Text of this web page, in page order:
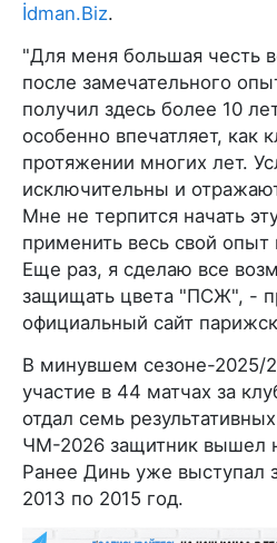
İdman.Biz.
"Для меня большая честь
после замечательного
получил здесь более 10
особенно впечатляет, как
протяжении многих лет.
исключительны и
Мне не терпится начать
применить весь свой опыт
Еще раз, я сделаю все
защищать цвета "ПСЖ", -
официальный сайт
В минувшем сезоне-2025/
участие в 44 матчах за
отдал семь
ЧМ-2026 защитник вышел
Ранее Динь уже выступал
2013 по 2015 год.